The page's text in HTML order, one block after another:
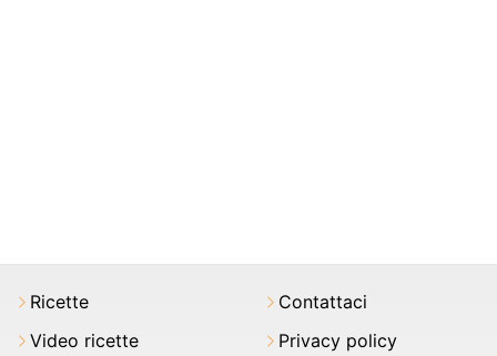
Ricette
Video ricette
Contattaci
Privacy policy